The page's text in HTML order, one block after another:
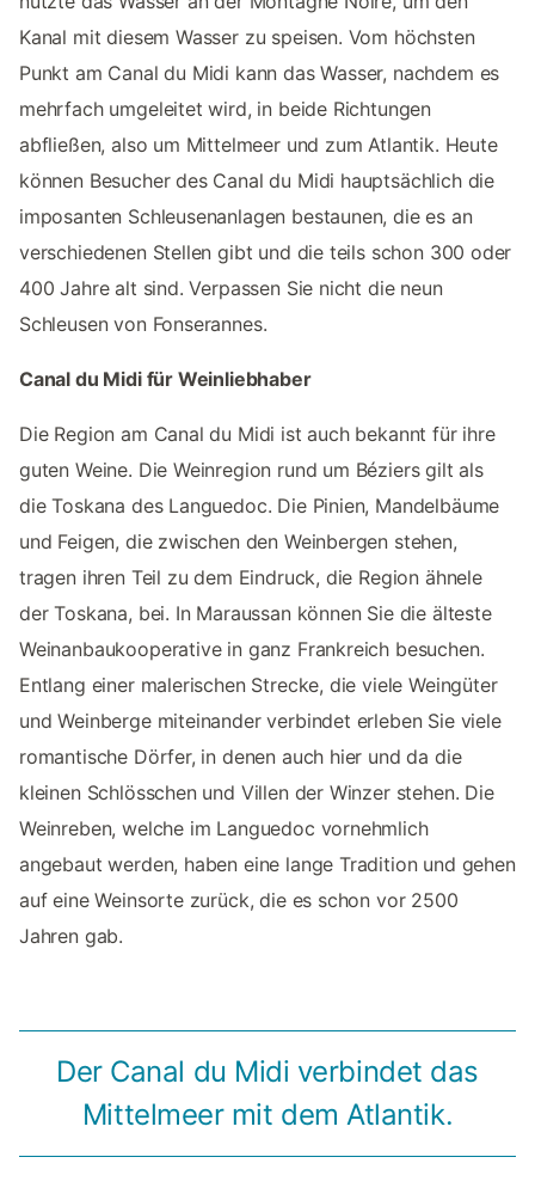
Kanal mit diesem Wasser zu speisen. Vom höchsten
Punkt am Canal du Midi kann das Wasser, nachdem es
mehrfach umgeleitet wird, in beide Richtungen
abfließen, also um Mittelmeer und zum Atlantik. Heute
können Besucher des Canal du Midi hauptsächlich die
imposanten Schleusenanlagen bestaunen, die es an
verschiedenen Stellen gibt und die teils schon 300 oder
400 Jahre alt sind. Verpassen Sie nicht die neun
Schleusen von Fonserannes.
Canal du Midi für Weinliebhaber
Die Region am Canal du Midi ist auch bekannt für ihre
guten Weine. Die Weinregion rund um Béziers gilt als
die Toskana des Languedoc. Die Pinien, Mandelbäume
und Feigen, die zwischen den Weinbergen stehen,
tragen ihren Teil zu dem Eindruck, die Region ähnele
der Toskana, bei. In Maraussan können Sie die älteste
Weinanbaukooperative in ganz Frankreich besuchen.
Entlang einer malerischen Strecke, die viele Weingüter
und Weinberge miteinander verbindet erleben Sie viele
romantische Dörfer, in denen auch hier und da die
kleinen Schlösschen und Villen der Winzer stehen. Die
Weinreben, welche im Languedoc vornehmlich
angebaut werden, haben eine lange Tradition und gehen
auf eine Weinsorte zurück, die es schon vor 2500
Jahren gab.
Der Canal du Midi verbindet das
Mittelmeer mit dem Atlantik.